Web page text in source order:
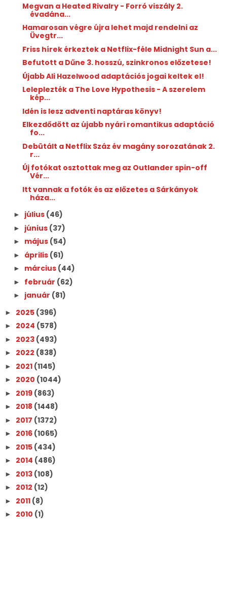
Megvan a Heated Rivalry - Forró viszály 2.
évadána...
Hamarosan végre újra lehet majd rendelni az
Üvegtr...
Friss hírek érkeztek a Netflix-féle Midnight Sun a...
Befutott a Dűne 3. hosszú, szinkronos előzetese!
Újabb Ali Hazelwood adaptációs jogai keltek el!
Leleplezték a The Love Hypothesis - A szerelem
kép...
Idén is lesz adventi naptáras könyv!
Elkezdődött az újabb nyári romantikus adaptáció
fo...
Debütált a Netflix Száz év magány sorozatának 2.
r...
Új fotókat osztottak meg az Outlander spin-off
Vér...
Itt vannak a fotók és az előzetes a Sárkányok
háza...
► július (46)
► június (37)
► május (54)
► április (61)
► március (44)
► február (62)
► január (81)
► 2025 (396)
► 2024 (578)
► 2023 (493)
► 2022 (838)
► 2021 (1145)
► 2020 (1044)
► 2019 (863)
► 2018 (1448)
► 2017 (1372)
► 2016 (1065)
► 2015 (434)
► 2014 (486)
► 2013 (108)
► 2012 (12)
► 2011 (8)
► 2010 (1)